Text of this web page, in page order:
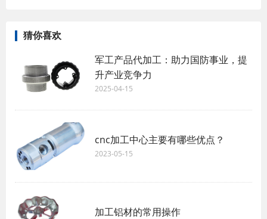
猜你喜欢
军工产品代加工：助力国防事业，提
升产业竞争力
2025-04-15
cnc加工中心主要有哪些优点？
2023-05-15
加工铝材的常用操作